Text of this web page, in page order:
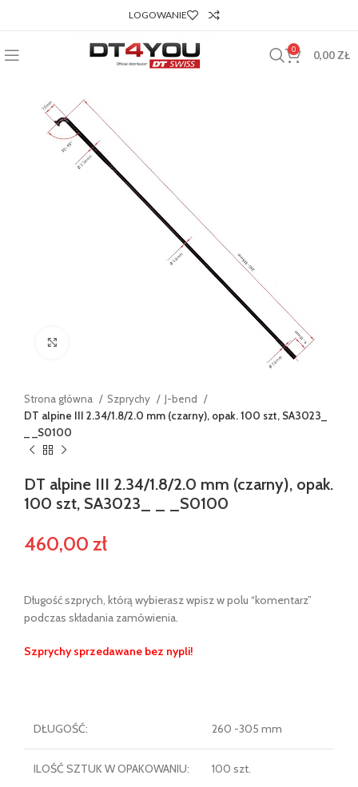
LOGOWANIE
0 0,00 ZŁ
Strona główna Szprychy
J-bend
DT alpine III 2.34/1.8/2.0 mm (czarny), opak. 100 szt, SA3023_
_ _S0100
DT alpine III 2.34/1.8/2.0 mm (czarny), opak.
100 szt, SA3023_ _ _S0100
460,00 zł
Długość szprych, którą wybierasz wpisz w polu “komentarz”
podczas składania zamówienia.
Szprychy sprzedawane bez nypli!
DŁUGOŚĆ: 260 -305 mm
ILOŚĆ SZTUK W OPAKOWANIU: 100 szt.